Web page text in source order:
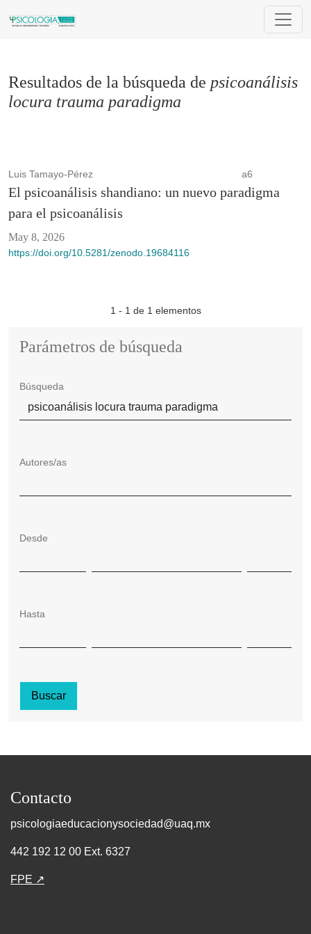
Resultados de la búsqueda de psicoanálisis
locura trauma paradigma
Luis Tamayo-Pérez a6
El psicoanálisis shandiano: un nuevo paradigma
para el psicoanálisis
May 8, 2026
https://doi.org/10.5281/zenodo.19684116
1 - 1 de 1 elementos
Parámetros de búsqueda
Búsqueda
Autores/as
Desde
Hasta
Buscar
Contacto
psicologiaeducacionysociedad@uaq.mx
442 192 12 00 Ext. 6327
FPE ↗